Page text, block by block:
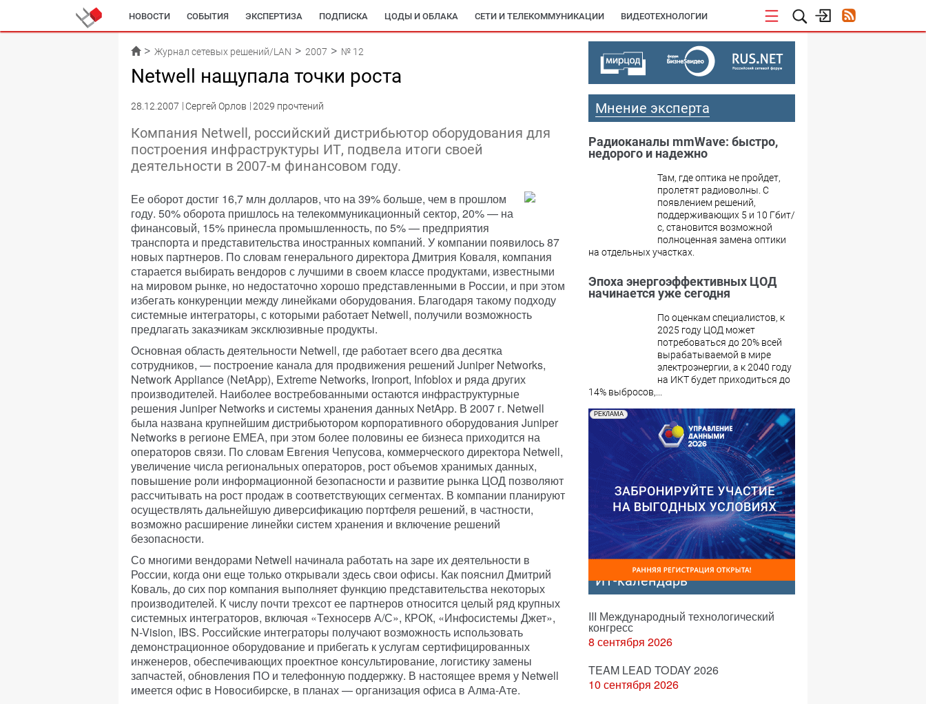
НОВОСТИ СОБЫТИЯ ЭКСПЕРТИЗА ПОДПИСКА ЦОДЫ И ОБЛАКА СЕТИ И ТЕЛЕКОММУНИКАЦИИ ВИДЕОТЕХНОЛОГИИ
Журнал сетевых решений/LAN 2007 № 12
Netwell нащупала точки роста
28.12.2007 Сергей Орлов 2029 прочтений
Компания Netwell, российский дистрибьютор оборудования для
построения инфраструктуры ИТ, подвела итоги своей
деятельности в 2007-м финансовом году.
Ее оборот достиг 16,7 млн долларов, что на 39% больше, чем в прошлом
году. 50% оборота пришлось на телекоммуникационный сектор, 20% — на
финансовый, 15% принесла промышленность, по 5% — предприятия
транспорта и представительства иностранных компаний. У компании появилось 87
новых партнеров. По словам генерального директора Дмитрия Коваля, компания
старается выбирать вендоров с лучшими в своем классе продуктами, известными
на мировом рынке, но недостаточно хорошо представленными в России, и при этом
избегать конкуренции между линейками оборудования. Благодаря такому подходу
системные интеграторы, с которыми работает Netwell, получили возможность
предлагать заказчикам эксклюзивные продукты.
Основная область деятельности Netwell, где работает всего два десятка
сотрудников, — построение канала для продвижения решений Juniper Networks,
Network Appliance (NetApp), Extreme Networks, Ironport, Infoblox и ряда других
производителей. Наиболее востребованными остаются инфраструктурные
решения Juniper Networks и системы хранения данных NetApp. В 2007 г. Netwell
была названа крупнейшим дистрибьютором корпоративного оборудования Juniper
Networks в регионе ЕМЕА, при этом более половины ее бизнеса приходится на
операторов связи. По словам Евгения Чепусова, коммерческого директора Netwell,
увеличение числа региональных операторов, рост объемов хранимых данных,
повышение роли информационной безопасности и развитие рынка ЦОД позволяют
рассчитывать на рост продаж в соответствующих сегментах. В компании планируют
осуществлять дальнейшую диверсификацию портфеля решений, в частности,
возможно расширение линейки систем хранения и включение решений
безопасности.
Со многими вендорами Netwell начинала работать на заре их деятельности в
России, когда они еще только открывали здесь свои офисы. Как пояснил Дмитрий
Коваль, до сих пор компания выполняет функцию представительства некоторых
производителей. К числу почти трехсот ее партнеров относится целый ряд крупных
системных интеграторов, включая «Техносерв А/С», КРОК, «Инфосистемы Джет»,
N-Vision, IBS. Российские интеграторы получают возможность использовать
демонстрационное оборудование и прибегать к услугам сертифицированных
инженеров, обеспечивающих проектное консультирование, логистику замены
запчастей, обновления ПО и телефонную поддержку. В настоящее время у Netwell
имеется офис в Новосибирске, в планах — организация офиса в Алма-Ате.
Мнение эксперта
Радиоканалы mmWave: быстро,
недорого и надежно
Там, где оптика не пройдет,
пролетят радиоволны. С
появлением решений,
поддерживающих 5 и 10 Гбит/
с, становится возможной
полноценная замена оптики
на отдельных участках.
Эпоха энергоэффективных ЦОД
начинается уже сегодня
По оценкам специалистов, к
2025 году ЦОД может
потребоваться до 20% всей
вырабатываемой в мире
электроэнергии, а к 2040 году
на ИКТ будет приходиться до
14% выбросов,...
РЕКЛАМА
ИТ-календарь
III Международный технологический
конгресс
8 сентября 2026
TEAM LEAD TODAY 2026
10 сентября 2026